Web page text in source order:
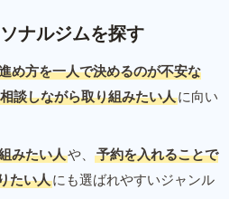
ナルジムを探す
め方を一人で決めるのが不安な
談しながら取り組みたい人に向い
みたい人や、
予約を入れることで
たい人にも選ばれやすいジャンル